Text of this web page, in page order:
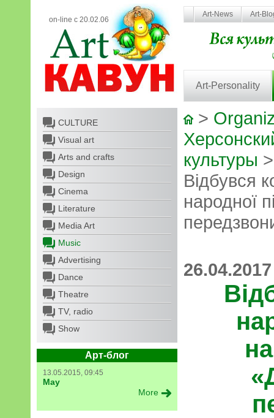
on-line с 20.02.06
Art-News Art-
Art-Personality
CULTURE
Visual art
Arts and crafts
Design
Cinema
Literature
Media Art
Music
Advertising
Dance
Theatre
TV, radio
Show
Арт-блог
13.05.2015, 09:45
May
More
>
культуры
Відбувся
народної